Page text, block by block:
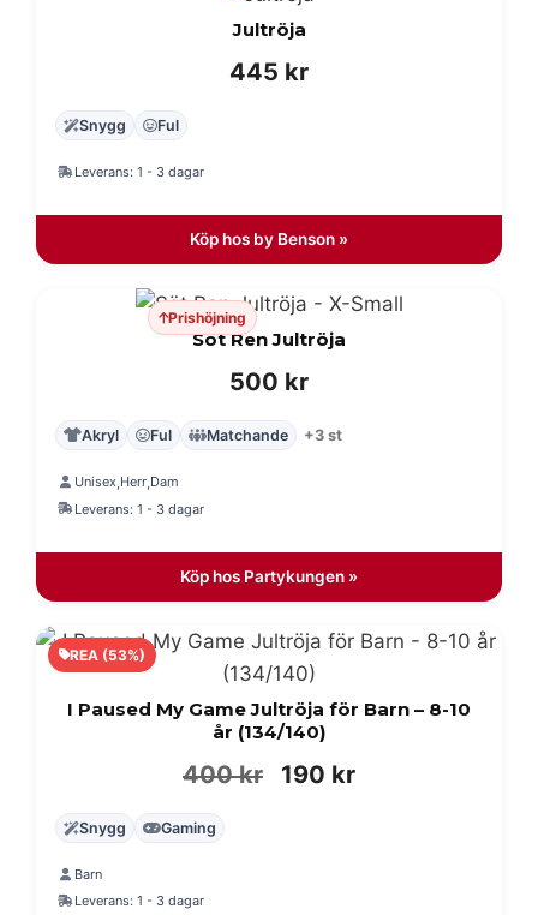
Jultröja
445 kr
Snygg Ful
Leverans: 1 - 3 dagar
Köp hos by Benson »
Prishöjning
Söt Ren Jultröja
500 kr
Akryl Ful Matchande +3 st
Unisex,Herr,Dam
Leverans: 1 - 3 dagar
Köp hos Partykungen »
REA (53%)
I Paused My Game Jultröja för Barn – 8-10
år (134/140)
400kr
Det
190 krDet
Snygg Gaming
Barn
Leverans: 1 - 3 dagar